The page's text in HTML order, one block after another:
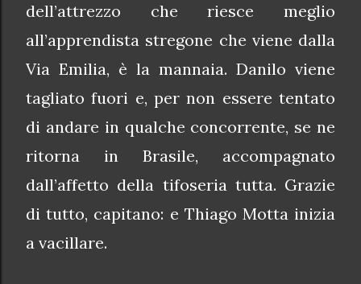
dell’attrezzo che riesce meglio
all’apprendista stregone che viene dalla
Via Emilia, è la mannaia. Danilo viene
tagliato fuori e, per non essere tentato
di andare in qualche concorrente, se ne
ritorna in Brasile, accompagnato
dall’affetto della tifoseria tutta. Grazie
di tutto, capitano: e Thiago Motta inizia
a vacillare.